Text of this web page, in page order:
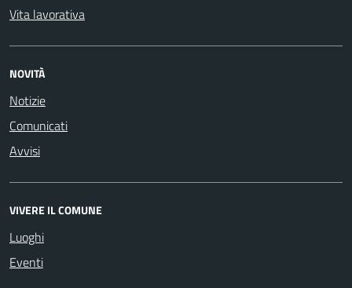
Vita lavorativa
NOVITÀ
Notizie
Comunicati
Avvisi
VIVERE IL COMUNE
Luoghi
Eventi